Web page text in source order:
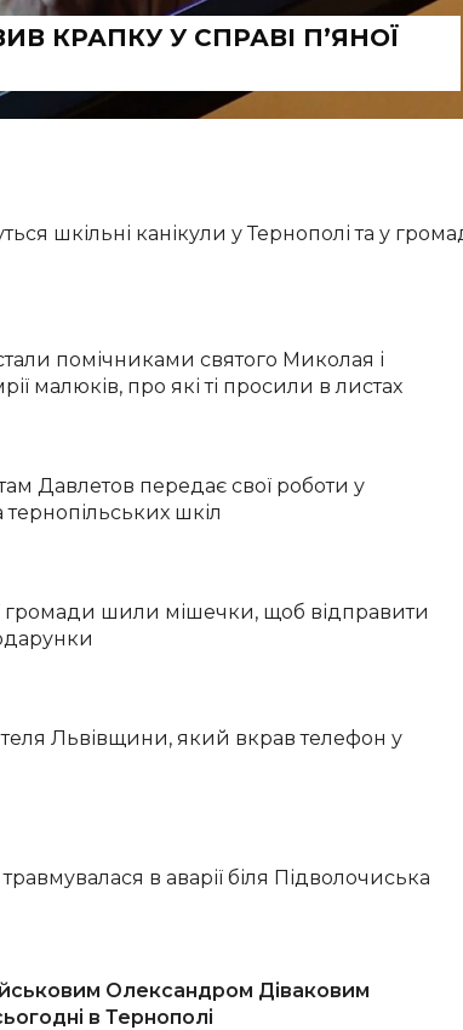
КРАПКУ У СПРАВІ П’ЯНОЇ
шкільні канікули у Тернополі та у
помічниками святого Миколая і
малюків, про які ті просили в листах
Давлетов передає свої роботи у
шкіл
громади шили мішечки, щоб відправити
Львівщини, який вкрав телефон у
в аварії біля Підволочиська
Олександром Діваковим
в Тернополі